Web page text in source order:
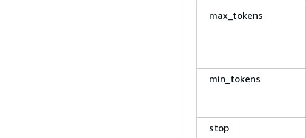
max_tokens
min_tokens
stop